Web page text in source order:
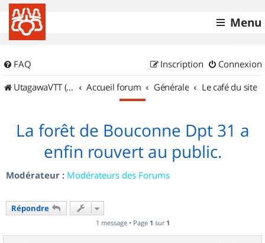
Menu
FAQ Connexion
Inscription
UtagawaVTT (Randos VTT et VTTAE avec traces GPS)
Accueil forum Générale Le café du site
La forêt de Bouconne Dpt 31 a
enfin rouvert au public.
Modérateur : Modérateurs des Forums
Répondre
1 message • Page 1 sur 1